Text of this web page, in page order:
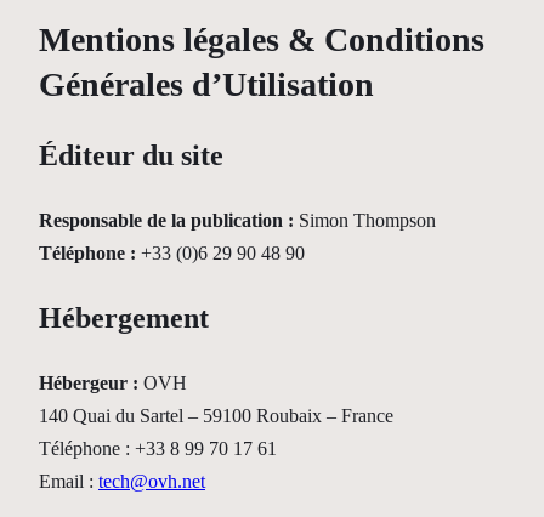
Mentions légales & Conditions
Générales d’Utilisation
Éditeur du site
Responsable de la publication : Simon Thompson
Téléphone : +33 (0)6 29 90 48 90
Hébergement
Hébergeur : OVH
140 Quai du Sartel – 59100 Roubaix – France
Téléphone : +33 8 99 70 17 61
Email : tech@ovh.net